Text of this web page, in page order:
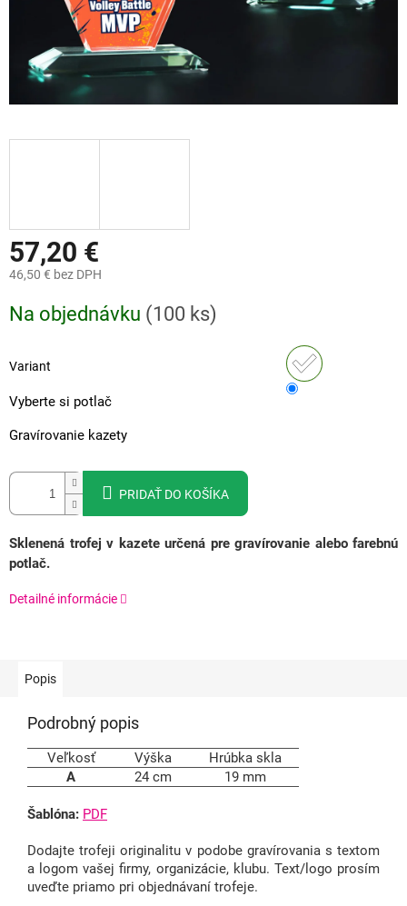
57,20 €
46,50 € bez DPH
cena:
Na objednávku (100 ks)
Variant
Vyberte si potlač
Gravírovanie kazety
PRIDAŤ DO KOŠÍKA
Sklenená trofej v kazete určená pre gravírovanie alebo farebnú
potlač.
Detailné informácie
Popis
Podrobný popis
Veľkosť Výška
Hrúbka skla
A
24 cm 19 mm
Šablóna: PDF
Dodajte trofeji originalitu v podobe gravírovania s textom
a logom vašej firmy, organizácie, klubu. Text/logo prosím
uveďte priamo pri objednávaní trofeje.